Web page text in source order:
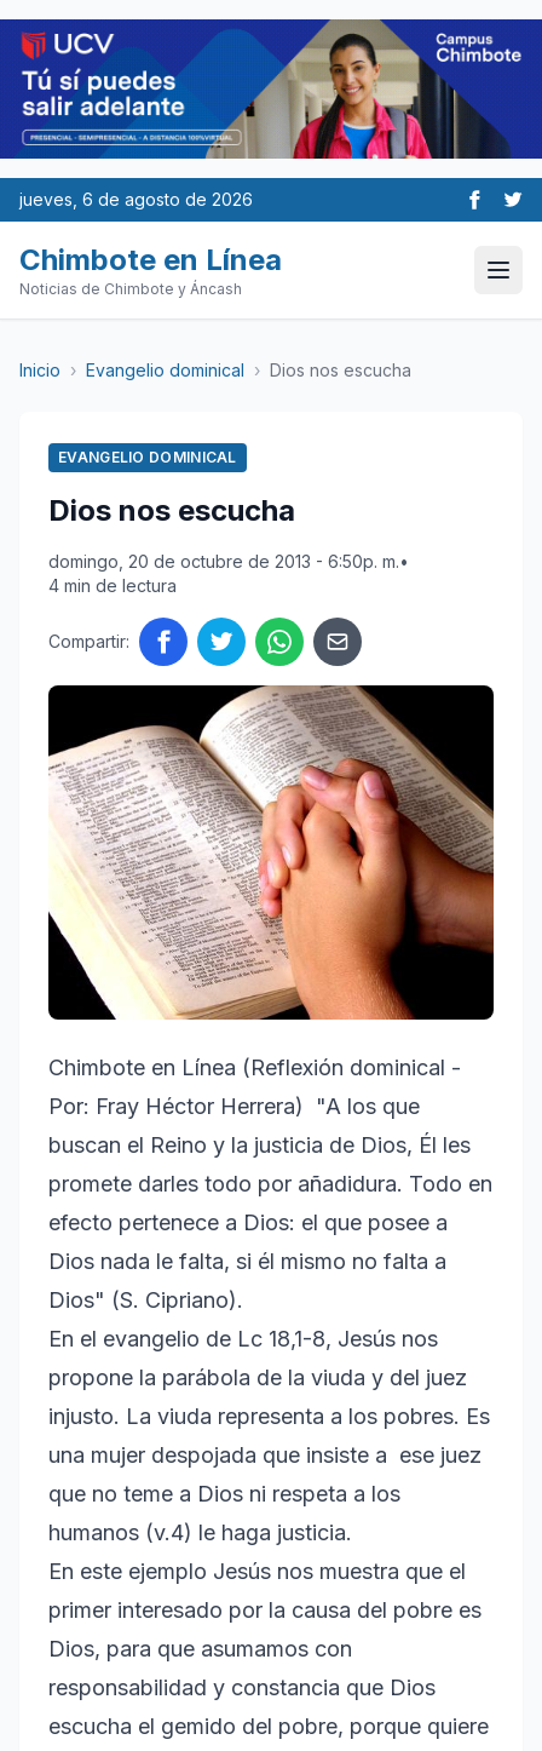
jueves, 6 de agosto de 2026
Chimbote en Línea
Noticias de Chimbote y Áncash
Inicio › Evangelio dominical › Dios nos escucha
EVANGELIO DOMINICAL
Dios nos escucha
domingo, 20 de octubre de 2013 - 6:50p. m.•
4 min de lectura
Compartir:
Chimbote en Línea (Reflexión dominical -
Por: Fray Héctor Herrera) "A los que
buscan el Reino y la justicia de Dios, Él les
promete darles todo por añadidura. Todo en
efecto pertenece a Dios: el que posee a
Dios nada le falta, si él mismo no falta a
Dios" (S. Cipriano).
En el evangelio de Lc 18,1-8, Jesús nos
propone la parábola de la viuda y del juez
injusto. La viuda representa a los pobres. Es
una mujer despojada que insiste a ese juez
que no teme a Dios ni respeta a los
humanos (v.4) le haga justicia.
En este ejemplo Jesús nos muestra que el
primer interesado por la causa del pobre es
Dios, para que asumamos con
responsabilidad y constancia que Dios
escucha el gemido del pobre, porque quiere